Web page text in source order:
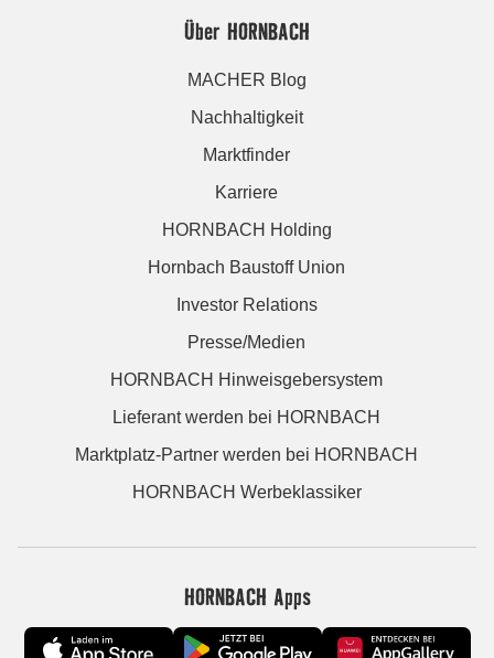
Über HORNBACH
MACHER Blog
Nachhaltigkeit
Marktfinder
Karriere
HORNBACH Holding
Hornbach Baustoff Union
Investor Relations
Presse/Medien
HORNBACH Hinweisgebersystem
Lieferant werden bei HORNBACH
Marktplatz-Partner werden bei HORNBACH
HORNBACH Werbeklassiker
HORNBACH Apps